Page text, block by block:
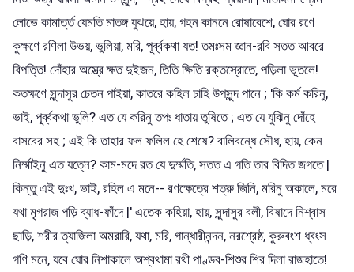
লোভে কামার্ত্ত যেমতি মাতঙ্গ যুঝয়ে, হায়, গহন কাননে রোষাবেশে, ঘোর রণে
কুক্ষণে রণিলা উভয়, ভুলিয়া, মরি, পূর্ব্বকথা যত! তমঃসম জ্ঞান-রবি সতত আবরে
বিপত্তি! দোঁহার অস্ত্রে ক্ষত দুইজন, তিতি ক্ষিতি রক্তস্রোতে, পড়িলা ভূতলে!
কতক্ষণে সুন্দাসুর চেতন পাইয়া, কাতরে কহিল চাহি উপসুন্দ পানে ; 'কি কর্ম করিনু,
ভাই, পূর্ব্বকথা ভুলি? এত যে করিনু তপঃ ধাতায় তুষিতে ; এত যে যুঝিনু দোঁহে
বাসবের সহ ; এই কি তাহার ফল ফলিল হে শেষে? বালিবন্ধে সৌধ, হায়, কেন
নির্ম্মাইনু এত যত্নে? কাম-মদে রত যে দুর্ম্মতি, সতত এ গতি তার বিদিত জগতে |
কিন্তু এই দুঃখ, ভাই, রহিল এ মনে-- রণক্ষেত্রে শত্রু জিনি, মরিনু অকালে, মরে
যথা মৃগরাজ পড়ি ব্যাধ-ফাঁদে |' এতেক কহিয়া, হায়, সুন্দাসুর বলী, বিষাদে নিশ্বাস
ছাড়ি, শরীর ত্যাজিলা অমরারি, যথা, মরি, গান্ধারীনন্দন, নরশ্রেষ্ঠ, কুরুবংশ ধ্বংস
গণি মনে, যবে ঘোর নিশাকালে অশ্বথামা রথী পাণ্ডব-শিশুর শির দিলা রাজহাতে!